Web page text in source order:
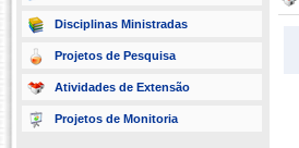
Disciplinas Ministradas
Projetos de Pesquisa
Atividades de Extensão
Projetos de Monitoria